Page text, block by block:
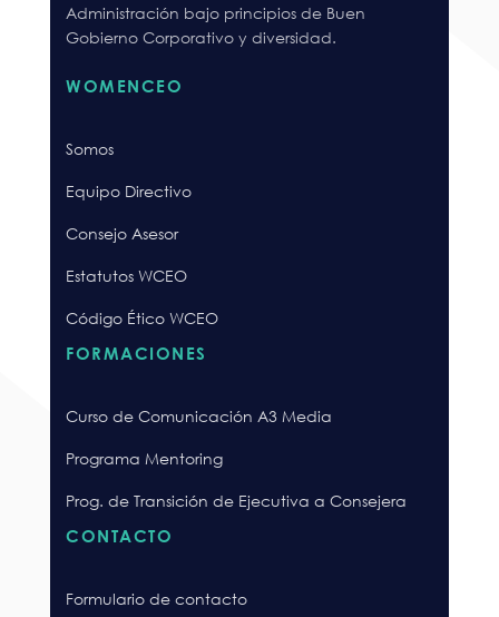
Administración bajo principios de Buen
Gobierno Corporativo y diversidad.
WOMENCEO
Somos
Equipo Directivo
Consejo Asesor
Estatutos WCEO
Código Ético WCEO
FORMACIONES
Curso de Comunicación A3 Media
Programa Mentoring
Prog. de Transición de Ejecutiva a Consejera
CONTACTO
Formulario de contacto